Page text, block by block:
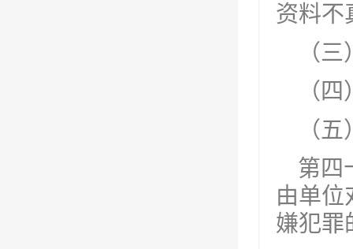
资料不
（
（
（
第四
由单位
嫌犯罪